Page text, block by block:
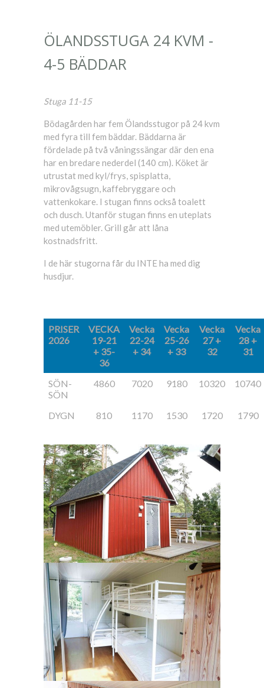
ÖLANDSSTUGA 24 KVM -
4-5 BÄDDAR
Stuga 11-15
Bödagården har fem Ölandsstugor på 24 kvm
med fyra till fem bäddar. Bäddarna är
fördelade på två våningssängar där den ena
har en bredare nederdel (140 cm). Köket är
utrustat med kyl/frys, spisplatta,
mikrovågsugn, kaffebryggare och
vattenkokare. I stugan finns också toalett
och dusch. Utanför stugan finns en uteplats
med utemöbler. Grill går att låna
kostnadsfritt.
I de här stugorna får du INTE ha med dig
husdjur.
PRISER
2026
VECKA
19-21
+ 35-
36
Vecka
22-24
+ 34
Vecka
25-26
+ 33
Vecka
27 +
32
Vecka
28 +
31
SÖN-
SÖN
4860 7020 9180 10320 10740
DYGN 810 1170 1530 1720 1790